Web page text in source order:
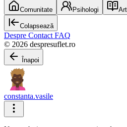
Comunitate Psihologi
Colapsează
Despre Contact FAQ
© 2026 despresuflet.ro
Înapoi
constanta.vasile